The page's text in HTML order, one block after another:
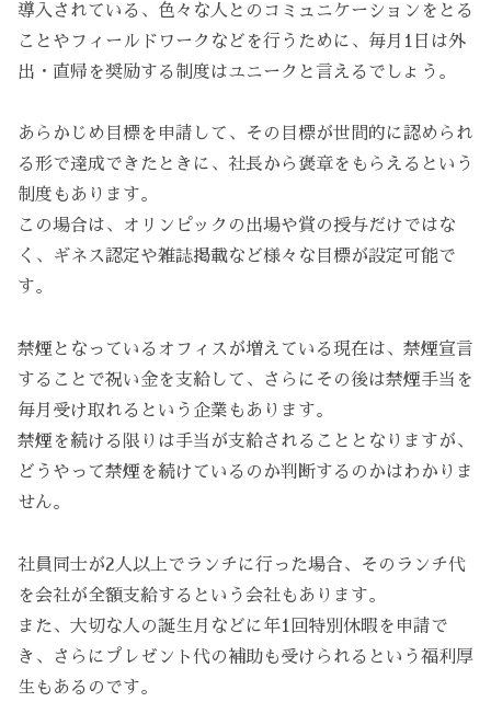
導入されている、色々な人とのコミュニケーションをとる
ことやフィールドワークなどを行うために、毎月1日は外
出・直帰を奨励する制度はユニークと言えるでしょう。
あらかじめ目標を申請して、その目標が世間的に認められ
る形で達成できたときに、社長から褒章をもらえるという
制度もあります。
この場合は、オリンピックの出場や賞の授与だけではな
く、ギネス認定や雑誌掲載など様々な目標が設定可能で
す。
禁煙となっているオフィスが増えている現在は、禁煙宣言
することで祝い金を支給して、さらにその後は禁煙手当を
毎月受け取れるという企業もあります。
禁煙を続ける限りは手当が支給されることとなりますが、
どうやって禁煙を続けているのか判断するのかはわかりま
せん。
社員同士が2人以上でランチに行った場合、そのランチ代
を会社が全額支給するという会社もあります。
また、大切な人の誕生月などに年1回特別休暇を申請で
き、さらにプレゼント代の補助も受けられるという福利厚
生もあるのです。